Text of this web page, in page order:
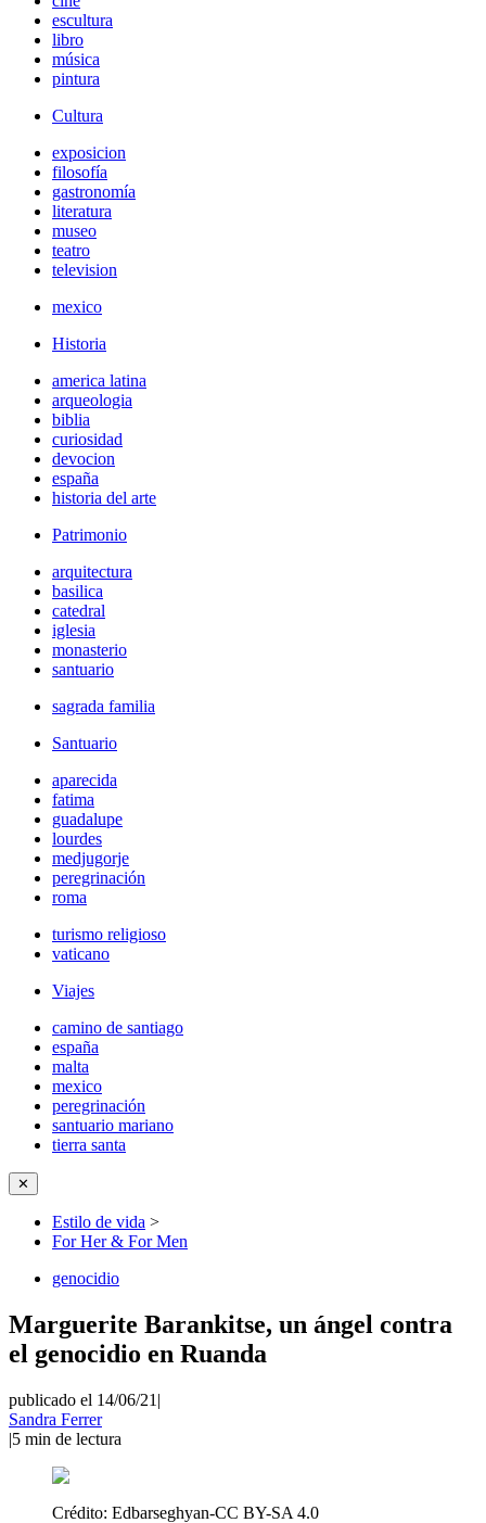
escultura
libro
música
pintura
Cultura
exposicion
filosofía
gastronomía
literatura
museo
teatro
television
mexico
Historia
america latina
arqueologia
biblia
curiosidad
devocion
españa
historia del arte
Patrimonio
arquitectura
basilica
catedral
iglesia
monasterio
santuario
sagrada familia
Santuario
aparecida
fatima
guadalupe
lourdes
medjugorje
peregrinación
roma
turismo religioso
vaticano
Viajes
camino de santiago
españa
malta
mexico
peregrinación
santuario mariano
tierra santa
✕
Estilo de vida >
For Her & For Men
genocidio
Marguerite Barankitse, un ángel contra
el genocidio en Ruanda
publicado el 14/06/21 |
Sandra Ferrer
|5 min de lectura
Crédito: Edbarseghyan-CC BY-SA 4.0